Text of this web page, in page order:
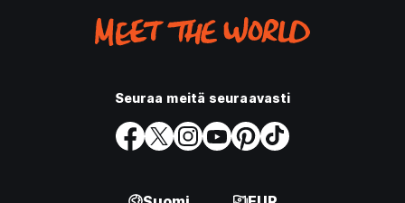
Seuraa meitä seuraavasti